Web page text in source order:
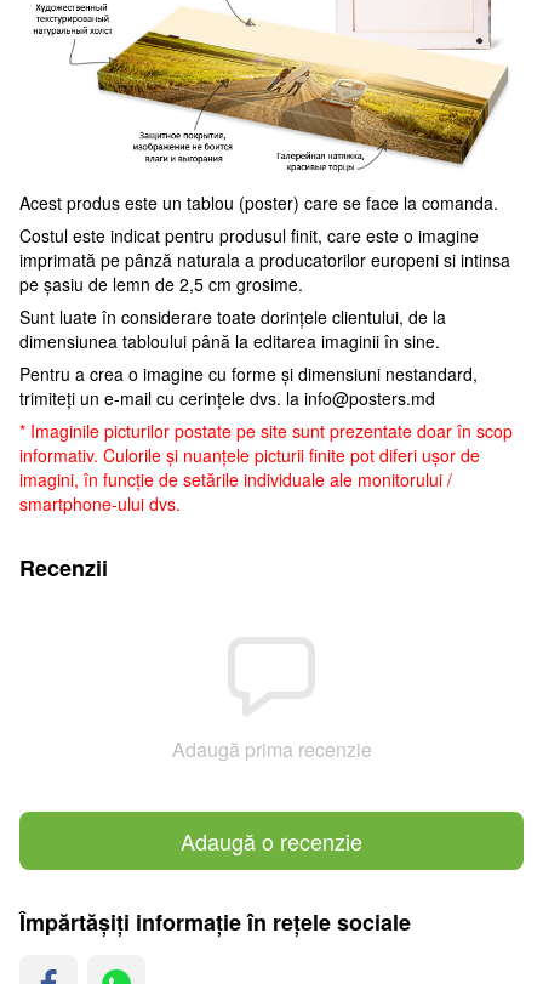
Acest produs este un tablou (poster) care se face la comanda.
Costul este indicat pentru produsul finit, care este o imagine
imprimată pe pânză naturala a producatorilor europeni si intinsa
pe șasiu de lemn de 2,5 cm grosime.
Sunt luate în considerare toate dorințele clientului, de la
dimensiunea tabloului până la editarea imaginii în sine.
Pentru a crea o imagine cu forme și dimensiuni nestandard,
trimiteți un e-mail cu cerințele dvs. la info@posters.md
* Imaginile picturilor postate pe site sunt prezentate doar în scop
informativ. Culorile și nuanțele picturii finite pot diferi ușor de
imagini, în funcție de setările individuale ale monitorului /
smartphone-ului dvs.
Recenzii
Adaugă prima recenzie
Adaugă o recenzie
Împărtășiți informație în rețele sociale